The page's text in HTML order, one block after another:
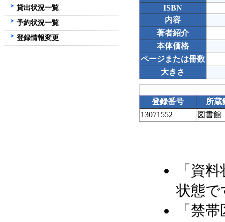
ISBN
内容
著者紹介
本体価格
ページまたは冊数
大きさ
登録番号
所蔵
13071552
図書館
「資
状態で
「禁
貸出状況一覧
予約状況一覧
登録情報変更